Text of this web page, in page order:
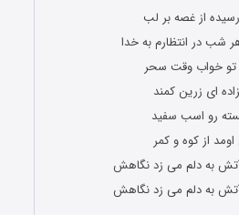
از غصه بر لب
شب در انتظارم به خدا
تو خواب وقت سحر
ای زرین کمند
رو اسب سفید
از کوه و کمر
به دلم می زد نگاهش
به دلم می زد نگاهش